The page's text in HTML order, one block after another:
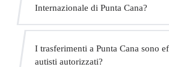
Internazionale di Punta Cana?
Chiediamo di indicarlo al momento della
I trasferimenti a Punta Cana sono
autisti autorizzati?